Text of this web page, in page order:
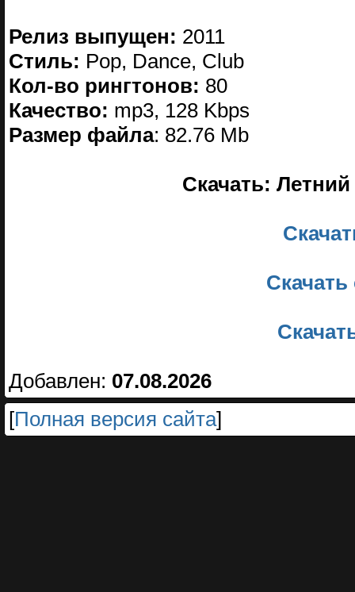
Релиз выпущен: 2011
Стиль: Pop, Dance, Club
Кол-во рингтонов: 80
Качество: mp3, 128 Kbps
Размер файла: 82.76 Mb
Скачать:
Добавлен: 07.08.2026
[Полная версия сайта]